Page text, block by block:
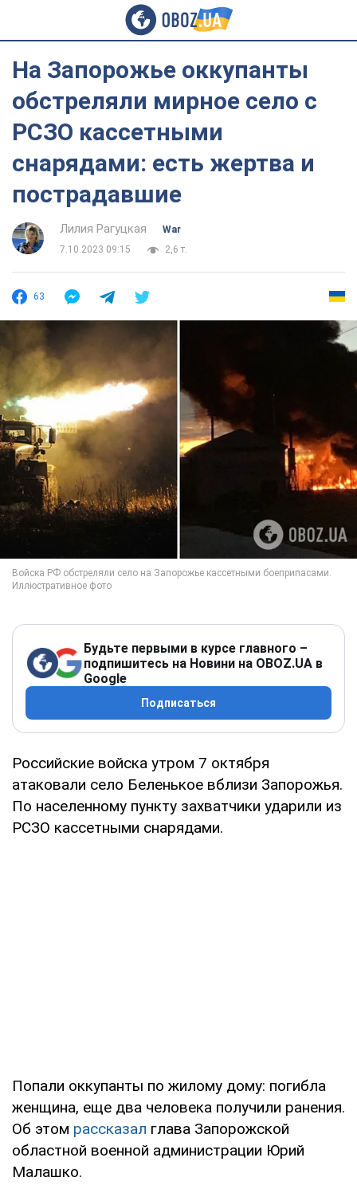
На Запорожье оккупанты
обстреляли мирное село с
РСЗО кассетными
снарядами: есть жертва и
пострадавшие
Лилия Рагуцкая
War
7.10.2023 09:15
2,6 т.
63
Будьте первыми в курсе главного –
подпишитесь на Новини на OBOZ.UA в
Google
Подписаться
Российские войска утром 7 октября
атаковали село Беленькое вблизи Запорожья.
По населенному пункту захватчики ударили из
РСЗО кассетными снарядами.
Попали оккупанты по жилому дому: погибла
женщина, еще два человека получили ранения.
Об этом рассказал глава Запорожской
областной военной администрации Юрий
Малашко.